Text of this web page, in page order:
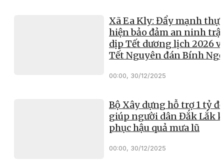
Xã Ea Kly: Đẩy mạnh thực
hiện bảo đảm an ninh
dịp Tết dương lịch 2026
Tết Nguyên đán Bính Ngọ
00:00, 30/12/2025
Bộ Xây dựng hỗ trợ 1 tỷ
giúp người dân Đắk Lắk
phục hậu quả mưa lũ
00:00, 30/12/2025